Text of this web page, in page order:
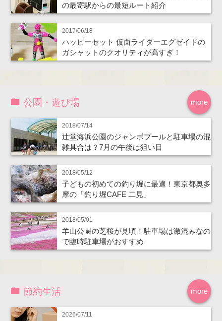
の最寄駅からの最短ルート紹介
2017/06/18
ハッピーセット 仮面ライダーエグゼイドの
ガシャットのクオリティが高すぎ！
more
公園・遊び場
2018/07/14
辻堂海浜公園のジャンボプールと駐車場の混
雑具合は？7月の午後は狙い目
2018/05/12
子どもの初めての釣り堀に最適！東京都奥多
摩の「釣り堀CAFE 二見」
2018/05/01
羊山公園の芝桜が見頃！駐車場は激混みなの
で臨時駐車場がおすすめ
more
節約生活
2026/07/11